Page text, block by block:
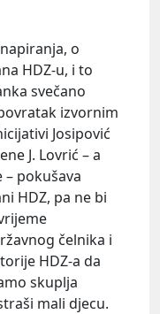
o
HDZ-u, i to
svečano
izvornim
Josipović
J. Lovrić – a
pokušava
HDZ, pa ne bi
čelnika i
HDZ-a da
skuplja
mali djecu.